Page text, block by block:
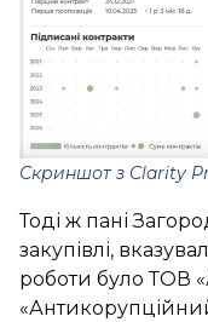
Скриншот з Clarity
Тоді ж пані
закупівлі,
роботи було ТОВ